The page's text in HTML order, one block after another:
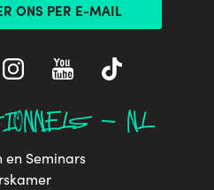
ONS PER E-MAIL
- NL
en Seminars